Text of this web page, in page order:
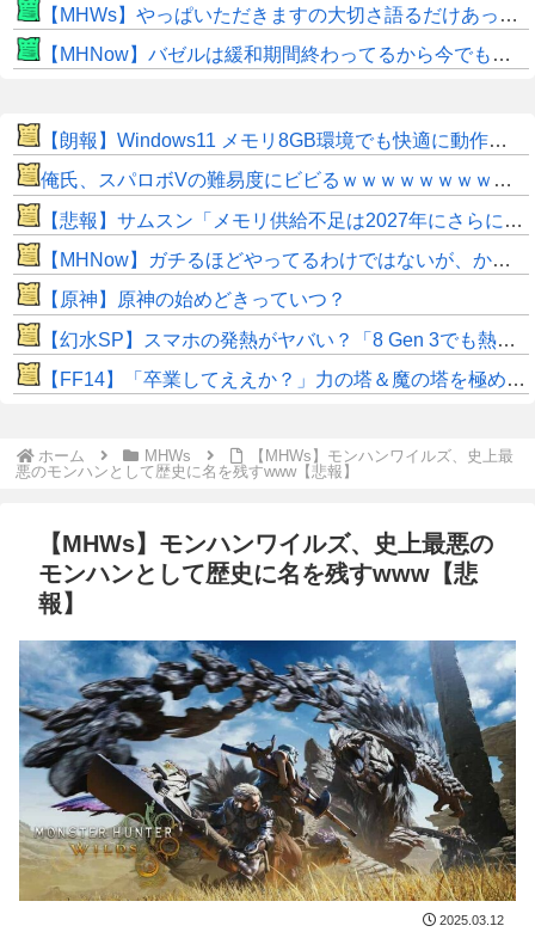
【MHWs】やっぱいただきますの大切さ語るだけあって飯のこだわり凄いよね
【MHNow】バゼルは緩和期間終わってるから今でもとんでもない数必要なんじゃない？
【朗報】Windows11 メモリ8GB環境でも快適に動作するよう最適化を年内実施へ メモリ高騰の影響か？
俺氏、スパロボVの難易度にビビるｗｗｗｗｗｗｗｗｗｗｗ
【悲報】サムスン「メモリ供給不足は2027年にさらに深刻化し2028年も続く」
【MHNow】ガチるほどやってるわけではないが、かと言って要撃戦くらいしかやることないんだよな
【原神】原神の始めどきっていつ？
【幻水SP】スマホの発熱がヤバい？「8 Gen 3でも熱い」「iPhoneは設定下げれば発熱なし」
【FF14】「卒業してええか？」力の塔＆魔の塔を極め尽くした強者ヒカセンが現れてしまうｗｗｗｗ
ホーム MHWs
【MHWs】モンハンワイルズ、史上最
悪のモンハンとして歴史に名を残すwww【悲報】
【MHWs】モンハンワイルズ、史上最悪の
モンハンとして歴史に名を残すwww【悲
報】
2025.03.12